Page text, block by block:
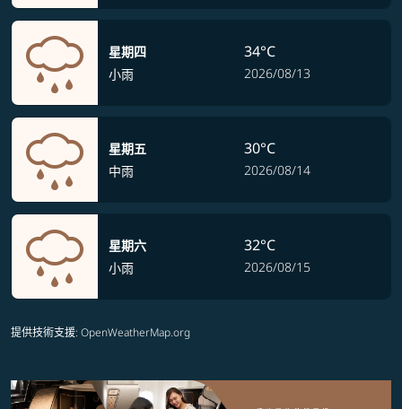
星期四
小雨
34°C
2026/08/13
星期五
中雨
30°C
2026/08/14
星期六
小雨
32°C
2026/08/15
提供技術支援: OpenWeatherMap.org